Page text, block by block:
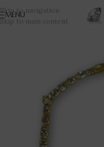
Skip to navigation
Skip to main content
MENU